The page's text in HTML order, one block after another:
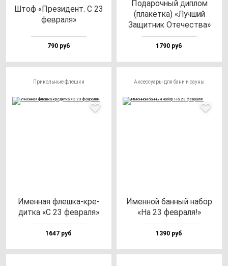
Штоф «Пре­зи­дент. С 23
фев­ра­ля»
790 руб
Пода­роч­ный дип­лом
(пла­кет­ка) «Луч­ший
Защит­ник Оте­чес­тва»
1790 руб
Прикольные флешки
Имен­ная флеш­ка-кре­
дит­ка «С 23 фев­ра­ля»
1647 руб
Аксессуары для бани и сауны
Имен­ной бан­ный на­бор
«На 23 фев­ра­ля!»
1390 руб